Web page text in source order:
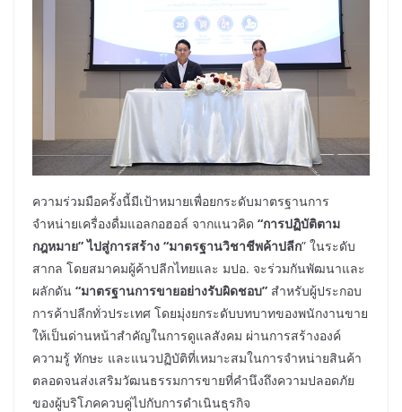
ความร่วมมือครั้งนี้มีเป้าหมายเพื่อยกระดับมาตรฐานการ
จำหน่ายเครื่องดื่มแอลกอฮอล์ จากแนวคิด “การปฏิบัติตาม
กฎหมาย”ไปสู่การสร้าง “มาตรฐานวิชาชีพค้าปลีก” ในระดับ
สากล โดยสมาคมผู้ค้าปลีกไทยและ มปอ. จะร่วมกันพัฒนาและ
ผลักดัน “มาตรฐานการขายอย่างรับผิดชอบ” สำหรับผู้ประกอบ
การค้าปลีกทั่วประเทศ โดยมุ่งยกระดับบทบาทของพนักงานขาย
ให้เป็นด่านหน้าสำคัญในการดูแลสังคม ผ่านการสร้างองค์
ความรู้ ทักษะ และแนวปฏิบัติที่เหมาะสมในการจำหน่ายสินค้า
ตลอดจนส่งเสริมวัฒนธรรมการขายที่คำนึงถึงความปลอดภัย
ของผู้บริโภคควบคู่ไปกับการดำเนินธุรกิจ